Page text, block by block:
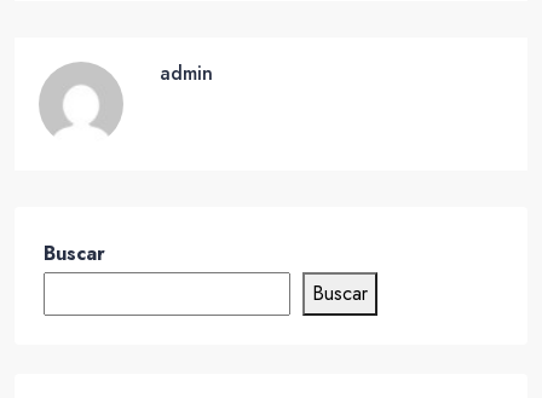
admin
Buscar
Buscar